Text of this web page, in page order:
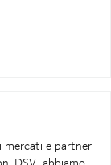
mercati e partner